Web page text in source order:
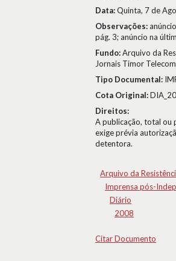
Data:Quinta, 7 de
Observações:
pág. 3; anúncio na
Fundo:Arquivo da
Jornais Timor Telecom
Tipo Documental:
Cota Original:
Direitos:
A publicação, total ou
exige prévia
detentora.
Arquivo da
Imprensa pós-
Diário
2008
Citar Documento